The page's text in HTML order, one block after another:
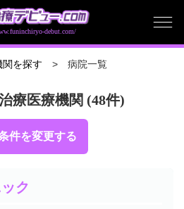
debut.com/
を探す 病院一覧
療医療機関 (48件)
件を変更する
ク